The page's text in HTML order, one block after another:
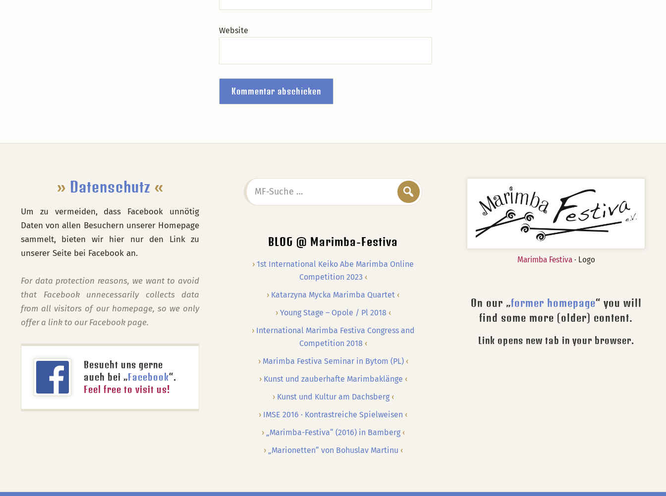
Website
» Datenschutz «
Um zu vermeiden, dass Facebook unnötig
Daten von allen Besuchern unserer Homepage
sammelt, bieten wir hier nur den Link zu
unserer Seite bei Facebook an.
For data protection reasons, we want to avoid
that Facebook unnecessarily collects data
from all visitors of our homepage, so we only
offer a link to our Facebook page.
Besucht uns gerne
auch bei „Facebook“.
Feel free to visit us!
MF-
Suche
BLOG @ Marimba-Festiva
1st International Keiko Abe Marimba Online
Competition 2023
Katarzyna Mycka Marimba Quartet
Young Stage – Opole / Pl 2018
International Marimba Festiva Congress and
Competition 2018
Marimba Festiva Seminar in Bytom (PL)
Kunst und zauberhafte Marimbaklänge
Kunst und Kultur am Dachsberg
IMSE 2016 · Kontrastreiche Spielweisen
„Marimba-Festiva“ (2016) in Bamberg
„Marionetten“ von Bohuslav Martinu
Marimba Festiva· Logo
On our „former homepage“ you will
find some more (older) content.
Link opens new tab in your browser.